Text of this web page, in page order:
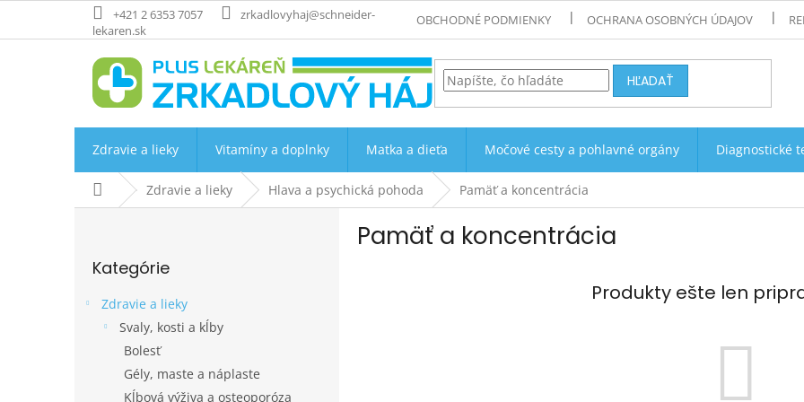
obsah
+421 2 6353 7057
zrkadlovyhaj@schneider-
lekaren.sk
OBCHODNÉ PODMIENKY OCHRANA OSOBNÝCH ÚDAJOV
HĽADAŤ
Zdravie a lieky Vitamíny a doplnky Matka a dieťa Močové cesty a pohlavné orgány Diagnostické
DomovZdravie a lieky Hlava a psychická pohoda Pamäť a koncentrácia
kategórie
Kategórie
Zdravie a lieky
Svaly, kosti a kĺby
Bolesť
Gély, maste a náplaste
Kĺbová výživa a osteoporóza
Pamäť a koncentrácia
Produkty ešte len